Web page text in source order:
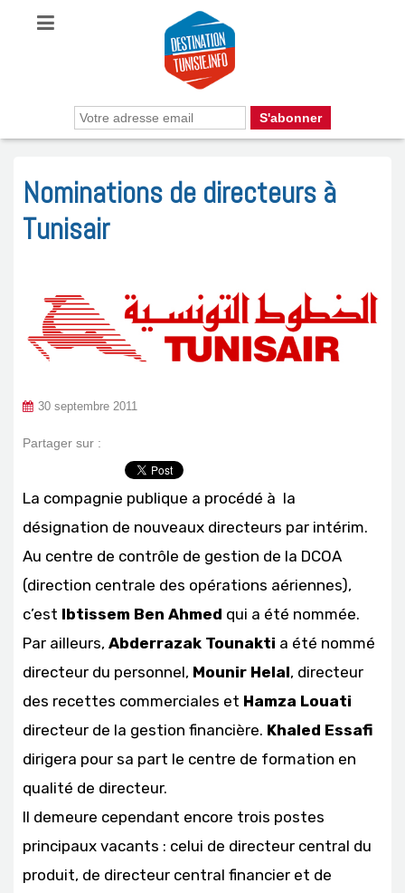
Nominations de directeurs à
Tunisair
30 septembre 2011
Partager sur :
La compagnie publique a procédé à la
désignation de nouveaux directeurs par intérim.
Au centre de contrôle de gestion de la DCOA
(direction centrale des opérations aériennes),
c’est Ibtissem Ben Ahmed qui a été nommée.
Par ailleurs, Abderrazak Tounakti a été nommé
directeur du personnel, Mounir Helal, directeur
des recettes commerciales et Hamza Louati
directeur de la gestion financière. Khaled Essafi
dirigera pour sa part le centre de formation en
qualité de directeur.
Il demeure cependant encore trois postes
principaux vacants : celui de directeur central du
produit, de directeur central financier et de